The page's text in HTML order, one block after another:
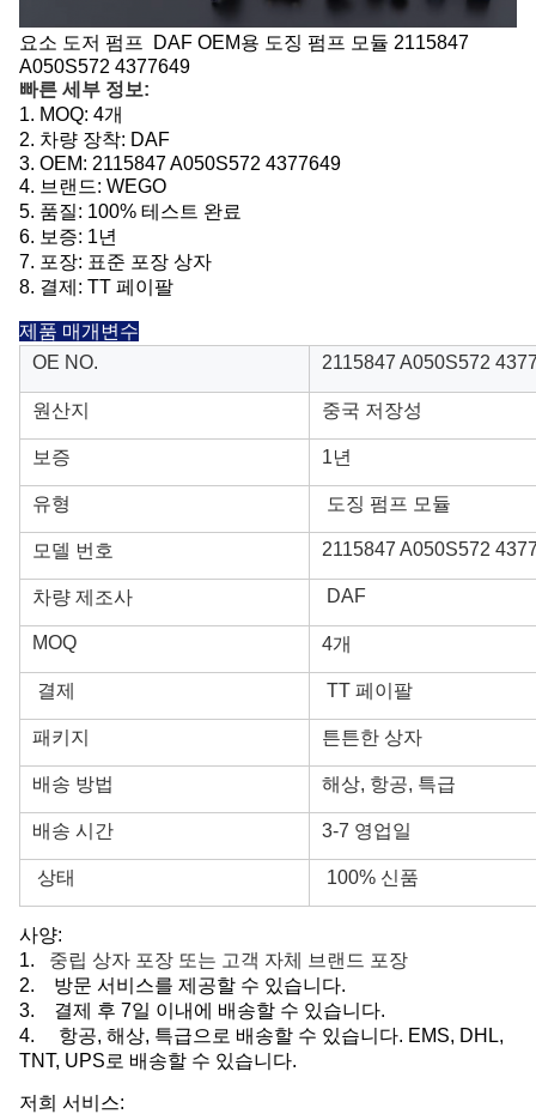
요소 도저 펌프 DAF OEM용 도징 펌프 모듈 2115847
A050S572 4377649
빠른 세부 정보:
1. MOQ: 4개
2. 차량 장착: DAF
3. OEM: 2115847 A050S572 4377649
4. 브랜드: WEGO
5. 품질: 100% 테스트 완료
6. 보증: 1년
7. 포장: 표준 포장 상자
8. 결제: TT 페이팔
제품 매개변수
OE NO.
2115847 A050S572
원산지 중국 저장성
보증 1년
유형 도징 펌프 모듈
모델 번호 2115847 A050S572
차량 제조사 DAF
MOQ 4개
결제 TT 페이팔
패키지 튼튼한 상자
배송 방법 해상, 항공, 특급
배송 시간 3-7 영업일
상태 100% 신품
사양:
1. 중립 상자 포장 또는 고객 자체 브랜드 포장
2. 방문 서비스를 제공할 수 있습니다.
3. 결제 후 7일 이내에 배송할 수 있습니다.
4. 항공, 해상, 특급으로 배송할 수 있습니다. EMS, DHL,
TNT, UPS로 배송할 수 있습니다.
저희 서비스: